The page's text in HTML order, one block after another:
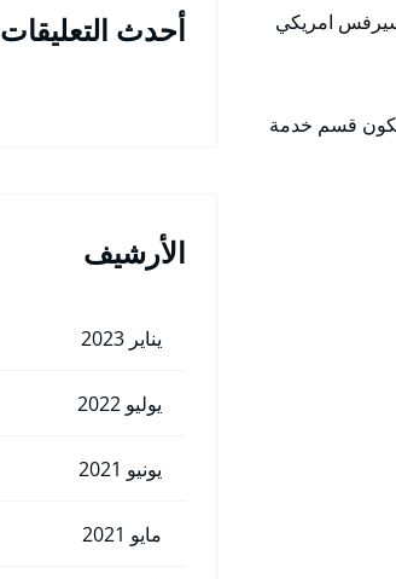
امريكي
قسم خدمة
أحدث التعليقات
الأرشيف
يناير 2023
يوليو 2022
يونيو 2021
مايو 2021